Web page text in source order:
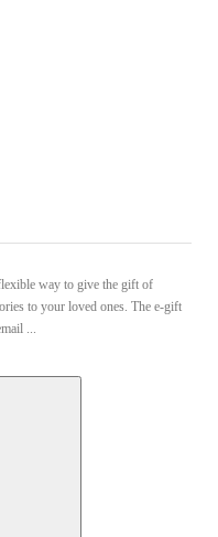
way to give the gift of
to your loved ones. The e-gift
...